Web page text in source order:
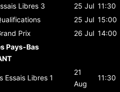
Libres 3 25 Jul 11:30
25 Jul 15:00
Prix 26 Jul 14:00
Pays-Bas
Essais Libres 1
21
Aug
11:30